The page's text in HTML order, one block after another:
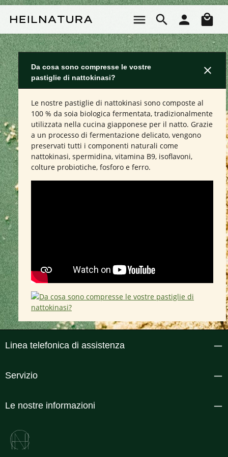
Il
Da cosa sono compresse le vostre
pastiglie di nattokinasi?
Le nostre pastiglie di nattokinasi sono composte al
100 % da soia biologica fermentata, tradizionalmente
utilizzata nella cucina giapponese per il natto. Grazie
a un processo di fermentazione delicato, vengono
preservati tutti i componenti naturali come
nattokinasi, spermidina, vitamina B9, isoflavoni,
colture probiotiche, fosforo e ferro.
Linea telefonica di assistenza
Servizio
Le nostre informazioni